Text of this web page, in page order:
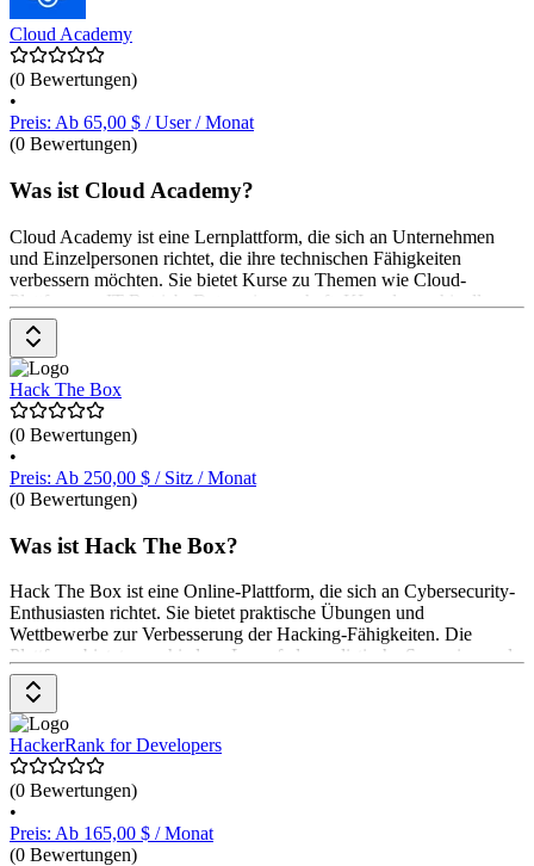
Cloud Academy
(0 Bewertungen)
•
Preis: Ab 65,00 $ / User / Monat
(0 Bewertungen)
Was ist Cloud Academy?
Cloud Academy ist eine Lernplattform, die sich an Unternehmen
und Einzelpersonen richtet, die ihre technischen Fähigkeiten
verbessern möchten. Sie bietet Kurse zu Themen wie Cloud-
Plattformen, IT-Betrieb, Datenwissenschaft, KI und maschinelles
Lernen, Softwareentwicklung und mehr an. Die Plattform
ermöglicht es den Anwender*innen, sich auf technische
Zertifizierungen vorzubereiten, ihre Fähigkeiten zu verbessern und
durch praktische Erfahrungen zu lernen. Darüber hinaus können
Unternehmen ihre Schulungen personalisieren und einen
Talentmarktplatz erstellen. Die Preisgestaltung variiert je nach den
spezifischen Anforderungen und der Größe des Unternehmens oder
der Einzelperson.
Hack The Box
(0 Bewertungen)
•
Preis: Ab 250,00 $ / Sitz / Monat
(0 Bewertungen)
Was ist Hack The Box?
Hack The Box ist eine Online-Plattform, die sich an Cybersecurity-
Enthusiasten richtet. Sie bietet praktische Übungen und
Wettbewerbe zur Verbesserung der Hacking-Fähigkeiten. Die
Plattform bietet verschiedene Lernpfade, realistische Szenarien und
innovative Kurse und Prüfungen. Sie bietet auch eine Community
von über 200k Hackern weltweit zum Austausch und Lernen. Die
Preisgestaltung variiert je nach gewähltem Plan, mit Optionen für
Einzelpersonen und Unternehmen.
HackerRank for Developers
(0 Bewertungen)
•
Preis: Ab 165,00 $ / Monat
(0 Bewertungen)